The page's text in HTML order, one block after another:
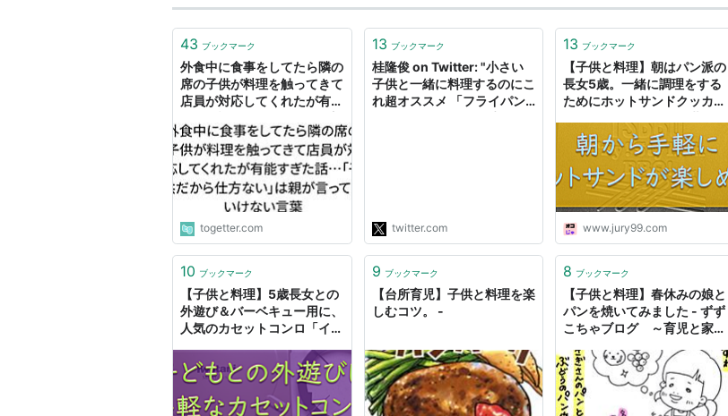
43 ブックマーク
外食中に食事をしてたら隣の
席の子供が料理を触ってきて
店員が対応してくれたが有能
ない」は親が言ってはいけな
い言葉
togetter.com
13 ブックマーク
桂隆俊 on Twitter: "小さい
子供と一緒に料理するのにこ
れ超オススメ 「フライパン
"
twitter.com
13 ブックマーク
【子供と料理】朝はパン派の
長女5歳。一緒に調理をする
ためにホットサンドクッカー
スターズ、しゃか＆だい☆
www.jury99.com
10 ブックマーク
【子供と料理】5歳長女との
外遊び＆バーベキュー用に、
人気のカセットコンロ「イワ
スⅡ」を購入しました！ - ☆
次世代シスターズ、しゃか＆
だい☆
9 ブックマーク
【台所育児】子供と料理を楽
しむコツ。 -
8 ブックマーク
【子供と料理】春休みの娘と
パンを焼いてみました - ずず
こちゃブログ ～育児と家計